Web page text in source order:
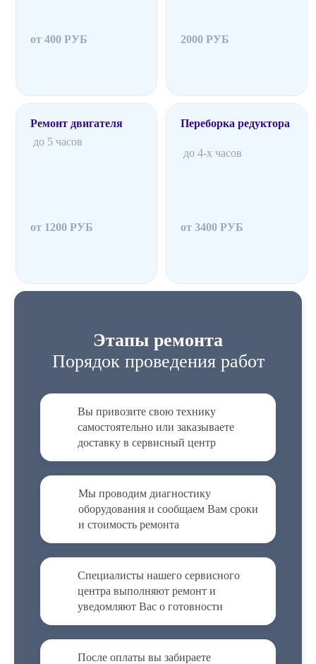
от 400 РУБ 2000 РУБ
Ремонт двигателя
до 5 часов
от 1200 РУБ
Переборка редуктора
до 4-х часов
от 3400 РУБ
Этапы ремонта
Порядок проведения работ
Вы привозите свою технику
самостоятельно или заказываете
доставку в сервисный центр
Мы проводим диагностику
оборудования и сообщаем Вам сроки
и стоимость ремонта
Специалисты нашего сервисного
центра выполняют ремонт и
уведомляют Вас о готовности
После оплаты вы забираете